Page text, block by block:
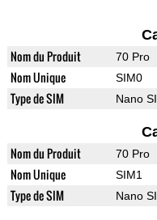
Nom du Produit 70 Pro
Nom Unique SIM0
Type de SIM Nano
Nom du Produit 70 Pro
Nom Unique SIM1
Type de SIM Nano